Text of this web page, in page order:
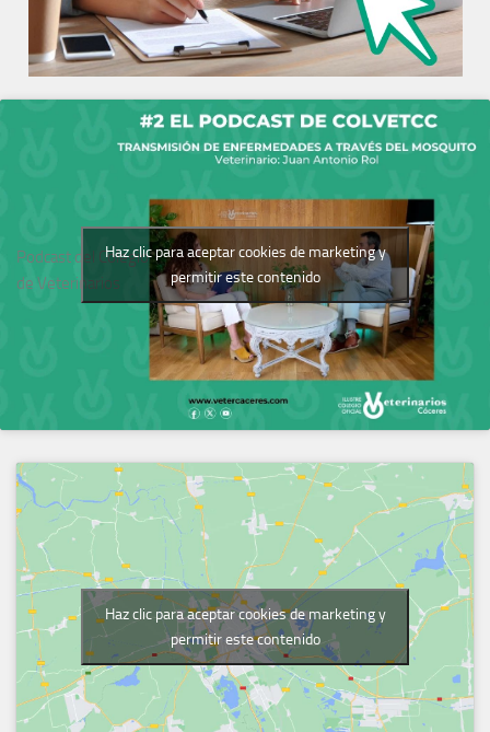
Podcast del Colegio
de Veterinarios
Haz clic para aceptar cookies de marketing y
permitir este contenido
Haz clic para aceptar cookies de marketing y
permitir este contenido